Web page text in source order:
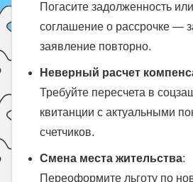
Погасите задолженность
соглашение о рассрочке —
заявление повторно.
Неверный расчет
Требуйте пересчета в
квитанции с актуальными
счетчиков.
Смена места жительства:
Переоформите льготу по